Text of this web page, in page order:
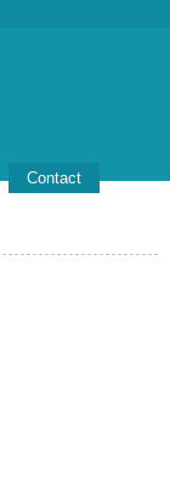
Contact